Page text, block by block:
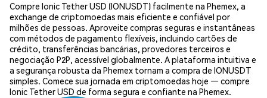
Compre Ionic Tether USD (IONUSDT) facilmente na Phemex, a
exchange de criptomoedas mais eficiente e confiável por
milhões de pessoas. Aproveite compras seguras e instantâneas
com métodos de pagamento flexíveis, incluindo cartões de
crédito, transferências bancárias, provedores terceiros e
negociação P2P, acessível globalmente. A plataforma intuitiva e
a segurança robusta da Phemex tornam a compra de IONUSDT
simples. Comece sua jornada em criptomoedas hoje — compre
Ionic Tether USD de forma segura e confiante na Phemex.